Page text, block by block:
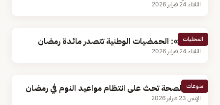
الثلاثاء 24 فبراير 2026
المحليات
«البيئة»: الحمضيات الوطنية تتصدر مائدة رمضان
الثلاثاء 24 فبراير 2026
منوعات
وزارة الصحة تحث على انتظام مواعيد النوم في رمضان
الإثنين 23 فبراير 2026